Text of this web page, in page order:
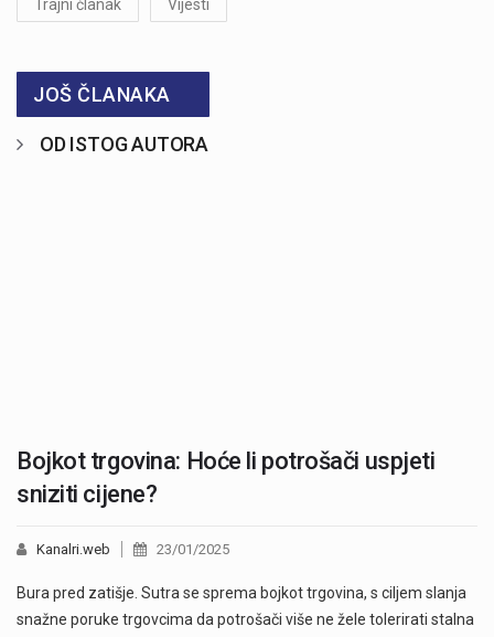
Trajni članak Vijesti
JOŠ ČLANAKA
OD ISTOG AUTORA
Bojkot trgovina: Hoće li potrošači uspjeti
sniziti cijene?
Kanalri.web 23/01/2025
Bura pred zatišje. Sutra se sprema bojkot trgovina, s ciljem slanja
snažne poruke trgovcima da potrošači više ne žele tolerirati stalna